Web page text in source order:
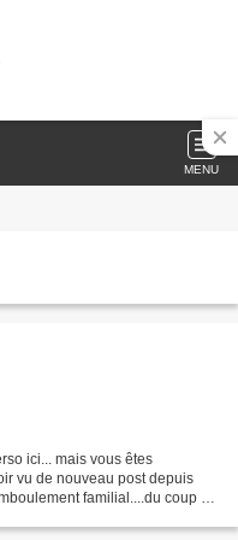
MENU
ici... mais vous êtes
vu de nouveau post depuis
familial....du coup à